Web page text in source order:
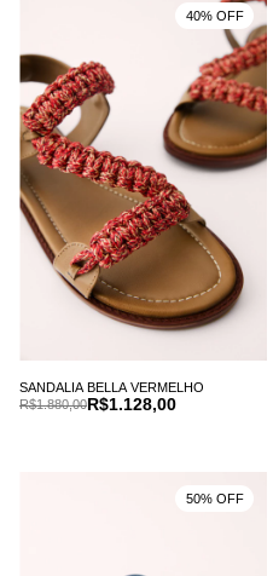
SANDALIA BELLA VERMELHO
R$1.128,00
R$1.880,00
40% OFF
50% OFF